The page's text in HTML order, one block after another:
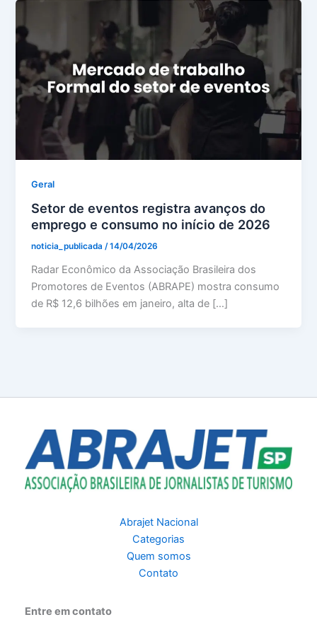
Geral
Setor de eventos registra avanços do
emprego e consumo no início de 2026
noticia_publicada/14/04/2026
Radar Econômico da Associação Brasileira dos
Promotores de Eventos (ABRAPE) mostra consumo
de R$ 12,6 bilhões em janeiro, alta de […]
Abrajet Nacional
Categorias
Quem somos
Contato
Entre em contato